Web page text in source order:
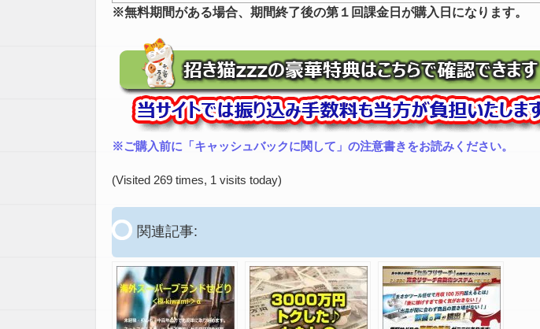
※無料期間がある場合、期間終了後の第１回課金日が購入日になります。
※ご購入前に「キャッシュバックに関して」の注意書きをお読みください。
(Visited 269 times, 1 visits today)
関連記事: